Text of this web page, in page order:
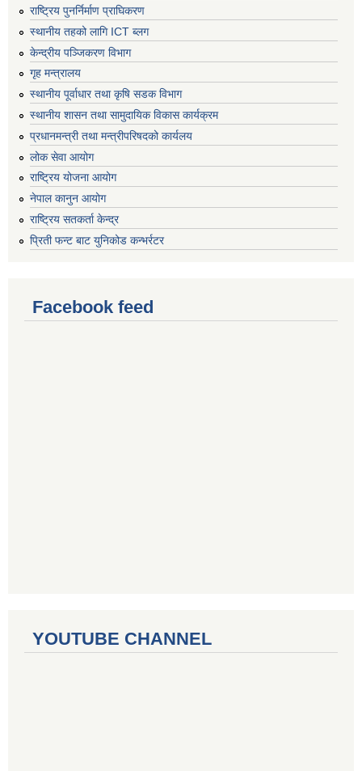
राष्ट्रिय पुनर्निर्माण प्राघिकरण
स्थानीय तहको लागि ICT ब्लग
केन्द्रीय पञ्जिकरण विभाग
गृह मन्त्रालय
स्थानीय पूर्वाधार तथा कृषि सडक विभाग
स्थानीय शासन तथा सामुदायिक विकास कार्यक्रम
प्रधानमन्त्री तथा मन्त्रीपरिषदको कार्यलय
लोक सेवा आयोग
राष्ट्रिय योजना आयोग
नेपाल कानुन आयोग
राष्ट्रिय सतकर्ता केन्द्र
प्रिती फन्ट बाट युनिकोड कन्भर्रटर
Facebook feed
YOUTUBE CHANNEL